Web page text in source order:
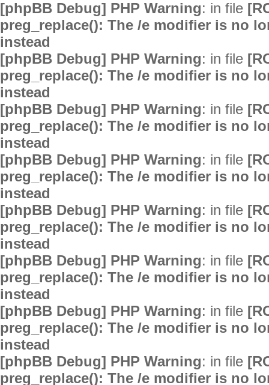
[phpBB Debug] PHP Warning: in file
preg_replace(): The /e modifier is no
instead
[phpBB Debug] PHP Warning: in file
preg_replace(): The /e modifier is no
instead
[phpBB Debug] PHP Warning: in file
preg_replace(): The /e modifier is no
instead
[phpBB Debug] PHP Warning: in file
preg_replace(): The /e modifier is no
instead
[phpBB Debug] PHP Warning: in file
preg_replace(): The /e modifier is no
instead
[phpBB Debug] PHP Warning: in file
preg_replace(): The /e modifier is no
instead
[phpBB Debug] PHP Warning: in file
preg_replace(): The /e modifier is no
instead
[phpBB Debug] PHP Warning: in file
preg_replace(): The /e modifier is no